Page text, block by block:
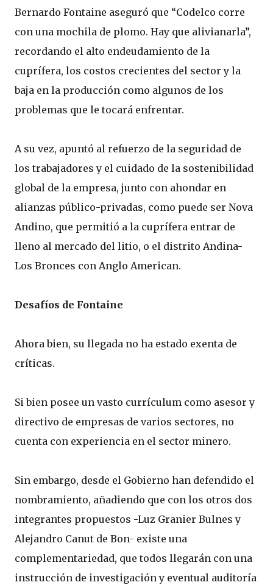
Bernardo Fontaine aseguró que “Codelco corre
con una mochila de plomo. Hay que alivianarla”,
recordando el alto endeudamiento de la
cuprífera, los costos crecientes del sector y la
baja en la producción como algunos de los
problemas que le tocará enfrentar.
A su vez, apuntó al refuerzo de la seguridad de
los trabajadores y el cuidado de la sostenibilidad
global de la empresa, junto con ahondar en
alianzas público-privadas, como puede ser Nova
Andino, que permitió a la cuprífera entrar de
lleno al mercado del litio, o el distrito Andina-
Los Bronces con Anglo American.
Desafíos de Fontaine
Ahora bien, su llegada no ha estado exenta de
críticas.
Si bien posee un vasto currículum como asesor y
directivo de empresas de varios sectores, no
cuenta con experiencia en el sector minero.
Sin embargo, desde el Gobierno han defendido el
nombramiento, añadiendo que con los otros dos
integrantes propuestos -Luz Granier Bulnes y
Alejandro Canut de Bon- existe una
complementariedad, que todos llegarán con una
instrucción de investigación y eventual auditoría